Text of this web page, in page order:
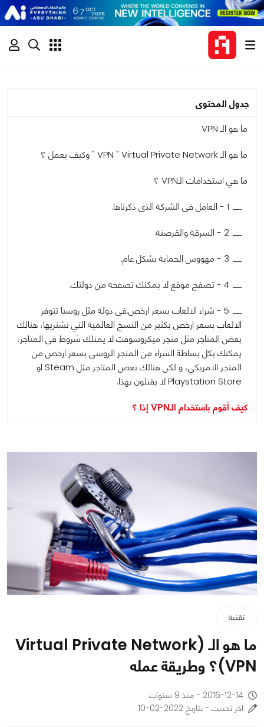
جدول المحتوى
ما هو الـ VPN
ما هو الـ VPN " Virtual Private Network " وكيف يعمل ؟
ما هي استخدامات الـVPN ؟
1 - العامل فى الشركة الذى ذكرناها.
2 - السرقة والقرصنة.
3 - مهووس الحماية بشكل عام.
4 - تصفح موقع لا يمكنك تصفحه من دولتك.
5 - شراء الالعاب بسعر ارخص.فى دولة مثل روسيا تتوفر
الالعاب بسعر ارخص بكثير من النسخ العالمية التي نشتريها، هنالك
بعض المتاجر مثل متجر ميكروسوفت لا يمتلك شروط فى المتاجر،
يمكنك بكل بساطة الشراء من المتجر الروسى بسعر ارخص من
المتجر الامريكي، و لكن هنالك بعض المتاجر مثل Steam او
Playstation Store لا يقبلون بهذا.
كيف أقوم باستخدام الـVPN إذا ؟
تقنية
ما هو الـ Virtual Private Network)
VPN)؟ وطريقة عمله
2016-12-14 - منذ 9 سنوات
اخر تحديث - بتاريخ 2022-02-10